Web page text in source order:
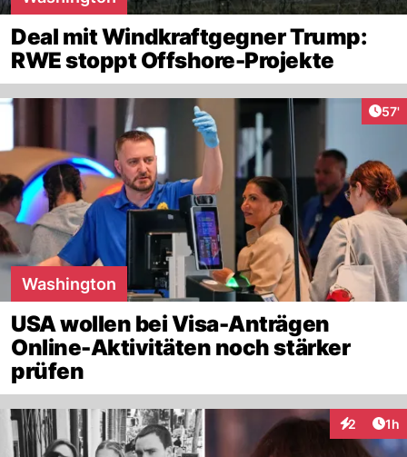
Deal mit Windkraftgegner Trump:
RWE stoppt Offshore-Projekte
57'
Washington
USA wollen bei Visa-Anträgen
Online-Aktivitäten noch stärker
prüfen
2 1h